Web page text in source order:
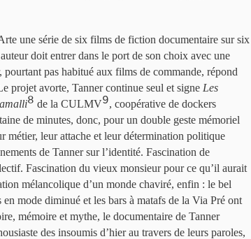
une série de six films de fiction documentaire sur six
doit entrer dans le port de son choix avec une
pas habitué aux films de commande, répond
projet avorte, Tanner continue seul et signe Les
8 de la CULMV9, coopérative de dockers
de minutes, donc, pour un double geste mémoriel
métier, leur attache et leur détermination politique
de Tanner sur l’identité. Fascination de
Fascination du vieux monsieur pour ce qu’il aurait
mélancolique d’un monde chaviré, enfin : le bel
mode diminué et les bars à matafs de la Via Pré ont
mémoire et mythe, le documentaire de Tanner
des insoumis d’hier au travers de leurs paroles,